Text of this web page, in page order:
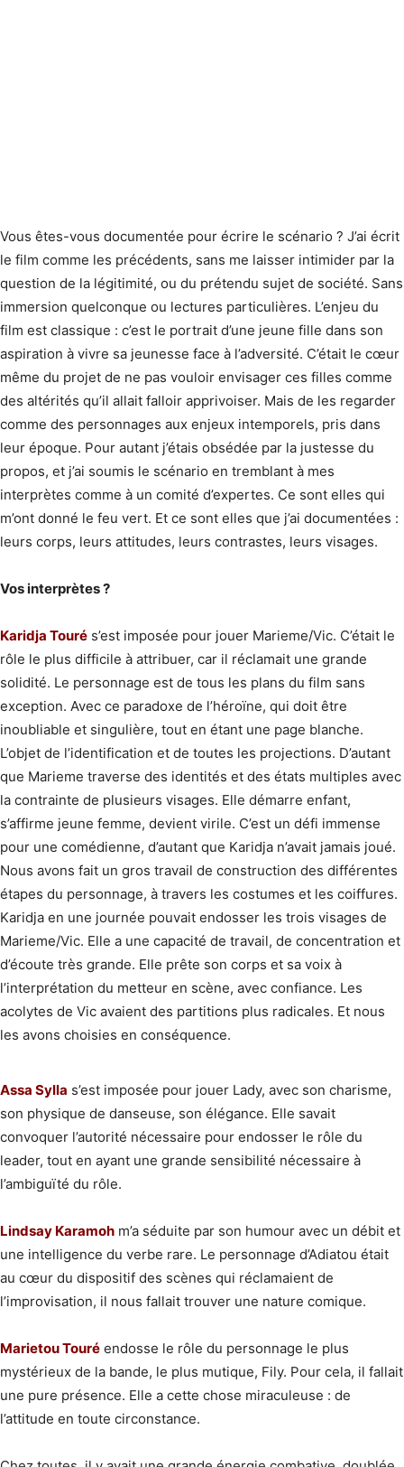
Vous êtes-vous documentée pour écrire le scénario ? J’ai écrit
le film comme les précédents, sans me laisser intimider par la
question de la légitimité, ou du prétendu sujet de société. Sans
immersion quelconque ou lectures particulières. L’enjeu du
film est classique : c’est le portrait d’une jeune fille dans son
aspiration à vivre sa jeunesse face à l’adversité. C’était le cœur
même du projet de ne pas vouloir envisager ces filles comme
des altérités qu’il allait falloir apprivoiser. Mais de les regarder
comme des personnages aux enjeux intemporels, pris dans
leur époque. Pour autant j’étais obsédée par la justesse du
propos, et j’ai soumis le scénario en tremblant à mes
interprètes comme à un comité d’expertes. Ce sont elles qui
m’ont donné le feu vert. Et ce sont elles que j’ai documentées :
leurs corps, leurs attitudes, leurs contrastes, leurs visages.
Vos interprètes ?
Karidja Touré s’est imposée pour jouer Marieme/Vic. C’était le
rôle le plus difficile à attribuer, car il réclamait une grande
solidité. Le personnage est de tous les plans du film sans
exception. Avec ce paradoxe de l’héroïne, qui doit être
inoubliable et singulière, tout en étant une page blanche.
L’objet de l’identification et de toutes les projections. D’autant
que Marieme traverse des identités et des états multiples avec
la contrainte de plusieurs visages. Elle démarre enfant,
s’affirme jeune femme, devient virile. C’est un défi immense
pour une comédienne, d’autant que Karidja n’avait jamais joué.
Nous avons fait un gros travail de construction des différentes
étapes du personnage, à travers les costumes et les coiffures.
Karidja en une journée pouvait endosser les trois visages de
Marieme/Vic. Elle a une capacité de travail, de concentration et
d’écoute très grande. Elle prête son corps et sa voix à
l’interprétation du metteur en scène, avec confiance. Les
acolytes de Vic avaient des partitions plus radicales. Et nous
les avons choisies en conséquence.
Assa Sylla s’est imposée pour jouer Lady, avec son charisme,
son physique de danseuse, son élégance. Elle savait
convoquer l’autorité nécessaire pour endosser le rôle du
leader, tout en ayant une grande sensibilité nécessaire à
l’ambiguïté du rôle.
Lindsay Karamoh m’a séduite par son humour avec un débit et
une intelligence du verbe rare. Le personnage d’Adiatou était
au cœur du dispositif des scènes qui réclamaient de
l’improvisation, il nous fallait trouver une nature comique.
Marietou Touré endosse le rôle du personnage le plus
mystérieux de la bande, le plus mutique, Fily. Pour cela, il fallait
une pure présence. Elle a cette chose miraculeuse : de
l’attitude en toute circonstance.